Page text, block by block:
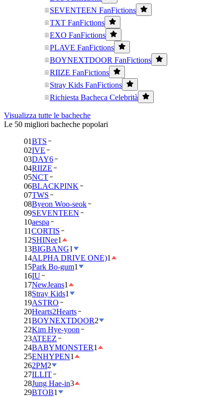
SEVENTEEN FanFictions
TXT FanFictions
EXO FanFictions
PLAVE FanFictions
BOYNEXTDOOR FanFictions
RIIZE FanFictions
Stray Kids FanFictions
Richiesta Bacheca Celebrità
Visualizza tutte le bacheche
Le 50 migliori bacheche popolari
01BTS
02IVE
03DAY6
04RIIZE
05NCT
06BLACKPINK
07TWS
08Byeon Woo-seok
09SEVENTEEN
10aespa
11CORTIS
12SHINee1
13BIGBANG1
14ALPHA DRIVE ONE)1
15Park Bo-gum1
16IU
17NewJeans1
18Stray Kids1
19ASTRO
20Hearts2Hearts
21BOYNEXTDOOR2
22Kim Hye-yoon
23ATEEZ
24BABYMONSTER1
25ENHYPEN1
262PM2
27ILLIT
28Jung Hae-in3
29BTOB1